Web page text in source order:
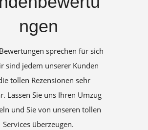
ngen
sprechen für sich
sind jedem unserer Kunden
tollen Rezensionen sehr
Lassen Sie uns Ihren Umzug
und Sie von unseren tollen
Services überzeugen.